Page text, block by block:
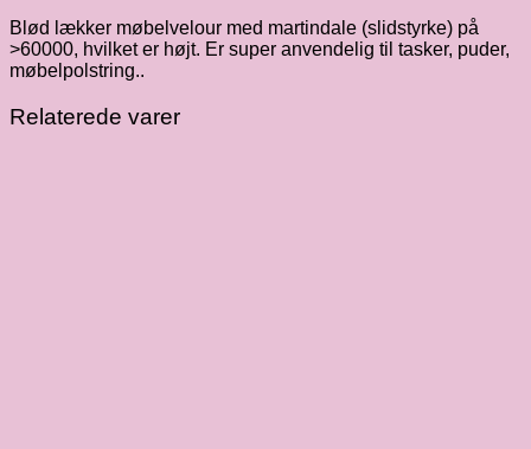
Blød lækker møbelvelour med martindale (slidstyrke) på
>60000, hvilket er højt. Er super anvendelig til tasker, puder,
møbelpolstring..
Relaterede varer